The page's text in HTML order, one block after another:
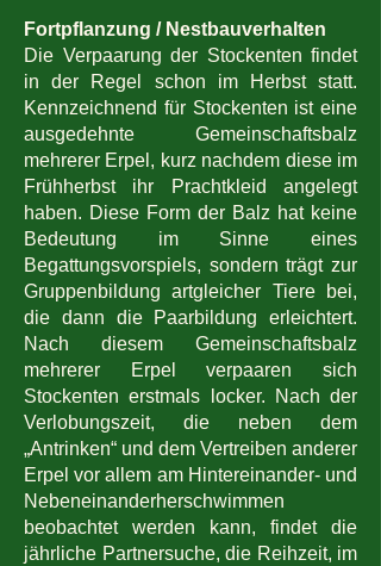
Fortpflanzung / Nestbauverhalten
Die Verpaarung der Stockenten findet
in der Regel schon im Herbst statt.
Kennzeichnend für Stockenten ist eine
ausgedehnte Gemeinschaftsbalz
mehrerer Erpel, kurz nachdem diese im
Frühherbst ihr Prachtkleid angelegt
haben. Diese Form der Balz hat keine
Bedeutung im Sinne eines
Begattungsvorspiels, sondern trägt zur
Gruppenbildung artgleicher Tiere bei,
die dann die Paarbildung erleichtert.
Nach diesem Gemeinschaftsbalz
mehrerer Erpel verpaaren sich
Stockenten erstmals locker. Nach der
Verlobungszeit, die neben dem
„Antrinken“ und dem Vertreiben anderer
Erpel vor allem am Hintereinander- und
Nebeneinanderherschwimmen
beobachtet werden kann, findet die
jährliche Partnersuche, die Reihzeit, im